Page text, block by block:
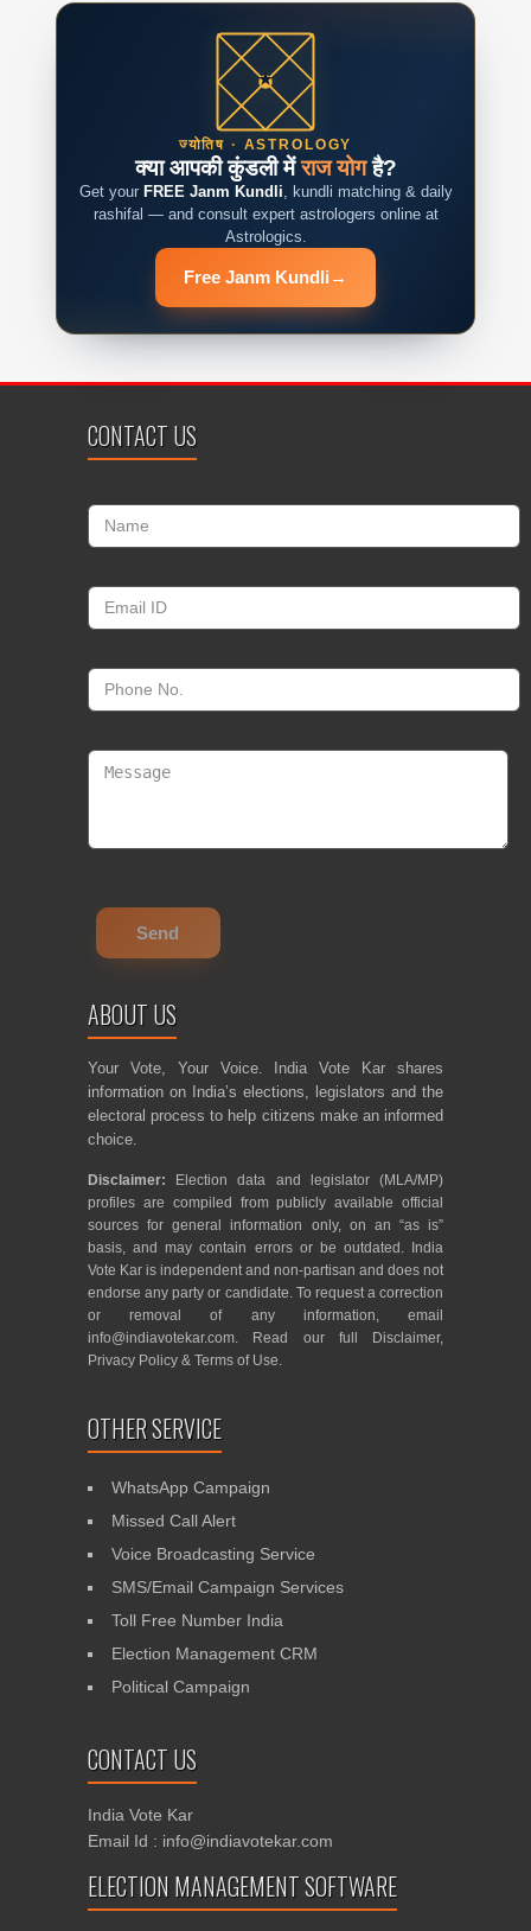
ज्योतिष · ASTROLOGY
क्या आपकी कुंडली मेंराज योगहै?
Get your FREE Janm Kundli, kundli matching & daily
rashifal — and consult expert astrologers online at
Astrologics.
Free Janm Kundli →
CONTACT US
ABOUT US
Your Vote, Your Voice. India Vote Kar shares
information on India’s elections, legislators and the
electoral process to help citizens make an informed
choice.
Disclaimer: Election data and legislator (MLA/MP)
profiles are compiled from publicly available official
sources for general information only, on an “as is”
basis, and may contain errors or be outdated. India
Vote Kar is independent and non-partisan and does not
endorse any party or candidate. To request a correction
or removal of any information, email
info@indiavotekar.com. Read our full Disclaimer,
Privacy Policy & Terms of Use.
OTHER SERVICE
WhatsApp Campaign
Missed Call Alert
Voice Broadcasting Service
SMS/Email Campaign Services
Toll Free Number India
Election Management CRM
Political Campaign
CONTACT US
India Vote Kar
Email Id : info@indiavotekar.com
ELECTION MANAGEMENT SOFTWARE